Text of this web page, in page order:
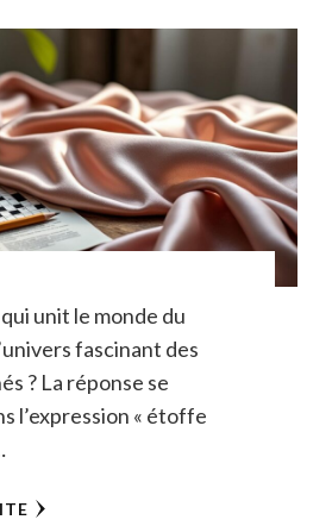
unit le monde du
fascinant des
? La réponse se
l’expression « étoffe